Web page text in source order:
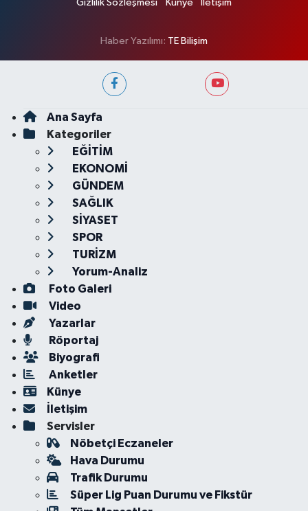
Gizlilik Sözleşmesi Künye İletişim
Haber Yazılımı: TE Bilişim
Ana Sayfa
Kategoriler
EĞİTİM
EKONOMİ
GÜNDEM
SAĞLIK
SİYASET
SPOR
TURİZM
Yorum-Analiz
Foto Galeri
Video
Yazarlar
Röportaj
Biyografi
Anketler
Künye
İletişim
Servisler
Nöbetçi Eczaneler
Hava Durumu
Trafik Durumu
Süper Lig Puan Durumu ve Fikstür